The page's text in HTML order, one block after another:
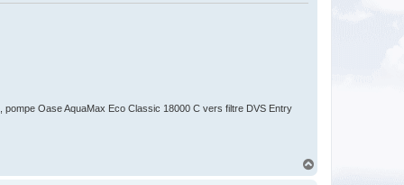
Oase AquaMax Eco Classic 18000 C vers filtre DVS Entry